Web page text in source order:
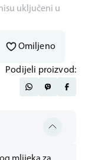
uključeni u
Omiljeno
Podijeli proizvod: